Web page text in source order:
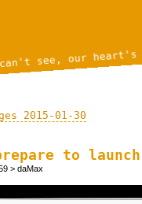
see, our
2015-01-30
to
> daMax